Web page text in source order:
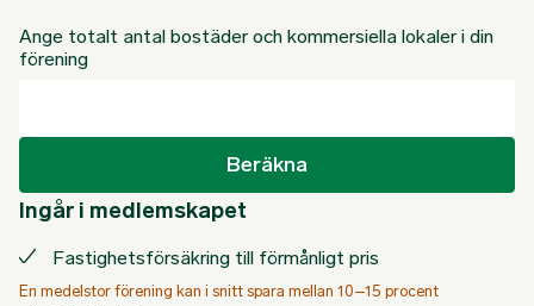
Ange totalt antal bostäder och kommersiella lokaler i din
förening
Beräkna
Ingår i medlemskapet
Fastighetsförsäkring till förmånligt pris
En medelstor förening kan i snitt spara mellan 10–15 procent